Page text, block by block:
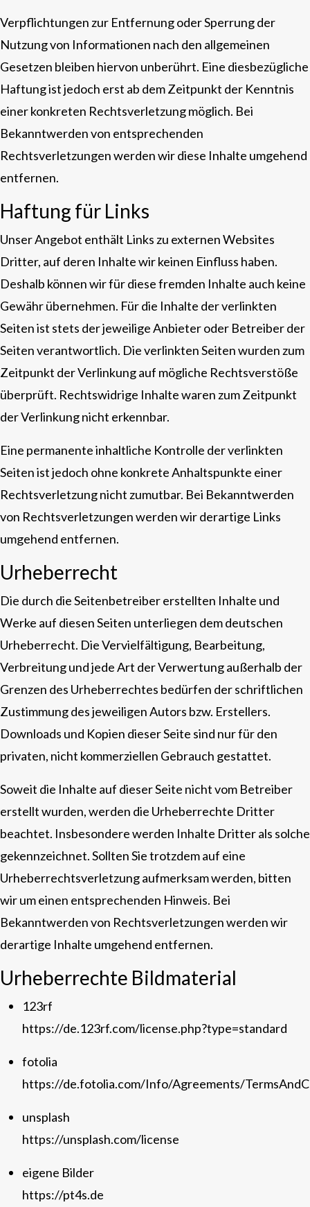
Verpflichtungen zur Entfernung oder Sperrung der
Nutzung von Informationen nach den allgemeinen
Gesetzen bleiben hiervon unberührt. Eine diesbezügliche
Haftung ist jedoch erst ab dem Zeitpunkt der Kenntnis
einer konkreten Rechtsverletzung möglich. Bei
Bekanntwerden von entsprechenden
Rechtsverletzungen werden wir diese Inhalte umgehend
entfernen.
Haftung für Links
Unser Angebot enthält Links zu externen Websites
Dritter, auf deren Inhalte wir keinen Einfluss haben.
Deshalb können wir für diese fremden Inhalte auch keine
Gewähr übernehmen. Für die Inhalte der verlinkten
Seiten ist stets der jeweilige Anbieter oder Betreiber der
Seiten verantwortlich. Die verlinkten Seiten wurden zum
Zeitpunkt der Verlinkung auf mögliche Rechtsverstöße
überprüft. Rechtswidrige Inhalte waren zum Zeitpunkt
der Verlinkung nicht erkennbar.
Eine permanente inhaltliche Kontrolle der verlinkten
Seiten ist jedoch ohne konkrete Anhaltspunkte einer
Rechtsverletzung nicht zumutbar. Bei Bekanntwerden
von Rechtsverletzungen werden wir derartige Links
umgehend entfernen.
Urheberrecht
Die durch die Seitenbetreiber erstellten Inhalte und
Werke auf diesen Seiten unterliegen dem deutschen
Urheberrecht. Die Vervielfältigung, Bearbeitung,
Verbreitung und jede Art der Verwertung außerhalb der
Grenzen des Urheberrechtes bedürfen der schriftlichen
Zustimmung des jeweiligen Autors bzw. Erstellers.
Downloads und Kopien dieser Seite sind nur für den
privaten, nicht kommerziellen Gebrauch gestattet.
Soweit die Inhalte auf dieser Seite nicht vom Betreiber
erstellt wurden, werden die Urheberrechte Dritter
beachtet. Insbesondere werden Inhalte Dritter als solche
gekennzeichnet. Sollten Sie trotzdem auf eine
Urheberrechtsverletzung aufmerksam werden, bitten
wir um einen entsprechenden Hinweis. Bei
Bekanntwerden von Rechtsverletzungen werden wir
derartige Inhalte umgehend entfernen.
Urheberrechte Bildmaterial
123rf
https://de.123rf.com/license.php?type=standard
fotolia
https://de.fotolia.com/Info/Agreements/
unsplash
https://unsplash.com/license
eigene Bilder
https://pt4s.de